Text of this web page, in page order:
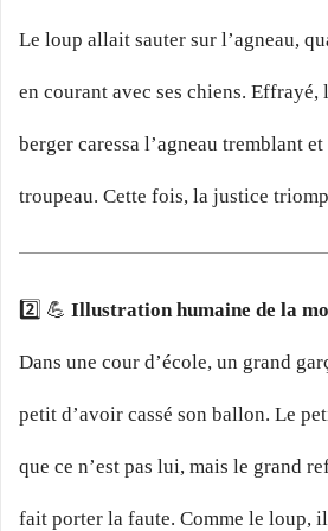
Le loup allait sauter sur l’agneau,
en courant avec ses chiens.
berger caressa l’agneau tremblant
troupeau. Cette fois, la justice
2️⃣ 💪 Illustration humaine de la
Dans une cour d’école, un grand
petit d’avoir cassé son ballon. Le
que ce n’est pas lui, mais le grand
fait porter la faute. Comme le loup,